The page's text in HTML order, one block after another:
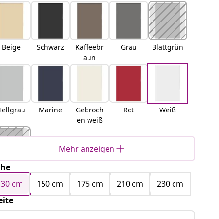
Beige Schwarz
Kaffeebr
aun
Grau Blattgrün
Marine
Gebroch
en weiß
Rot Weiß
Gelb
Mehr anzeigen
cm
150 cm 175 cm 210 cm
230 cm